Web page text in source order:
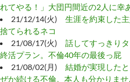
れてやる！」大団円間近の2人に幸
21/12/14(火) 生涯を約束した
捨てられるネコ
21/08/17(火) 話してすっきり
終活プラン。不倫40年の最後っ屁
21/08/02(月) 結婚が実現した
ぜか続ける不倫。本人も分かりませ